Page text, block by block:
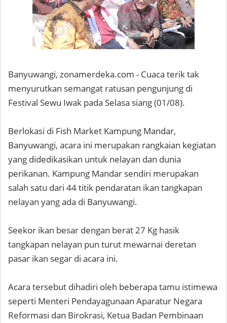
Banyuwangi, zonamerdeka.com - Cuaca terik tak
menyurutkan semangat ratusan pengunjung di
Festival Sewu Iwak pada Selasa siang (01/08).
Berlokasi di Fish Market Kampung Mandar,
Banyuwangi, acara ini merupakan rangkaian kegiatan
yang didedikasikan untuk nelayan dan dunia
perikanan. Kampung Mandar sendiri merupakan
salah satu dari 44 titik pendaratan ikan tangkapan
nelayan yang ada di Banyuwangi.
Seekor ikan besar dengan berat 27 Kg hasik
tangkapan nelayan pun turut mewarnai deretan
pasar ikan segar di acara ini.
Acara tersebut dihadiri oleh beberapa tamu istimewa
seperti Menteri Pendayagunaan Aparatur Negara
Reformasi dan Birokrasi, Ketua Badan Pembinaan